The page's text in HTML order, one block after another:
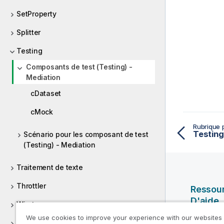
SetProperty
Splitter
Testing
Composants de test (Testing) -
Mediation
cDataset
cMock
Scénario pour les composant de test
(Testing) - Mediation
Traitement de texte
Throttler
Wiretap
Rubrique
Testing
D'aide
Vidéos
We use cookies to improve your experience with our websites